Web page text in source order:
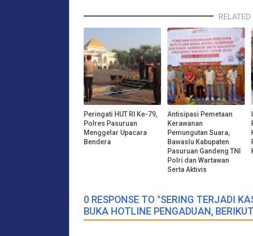
Peringati HUT RI Ke-79,
Polres Pasuruan
Menggelar Upacara
Bendera
Antisipasi Pemetaan
Kerawanan
Pemungutan Suara,
Bawaslu Kabupaten
Pasuruan Gandeng TNI
Polri dan Wartawan
Serta Aktivis
0 RESPONSE TO "SERING TERJADI
BUKA HOTLINE PENGADUAN,